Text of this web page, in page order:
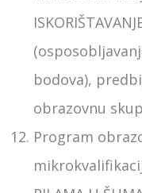
bodova),
obrazovnu
Program